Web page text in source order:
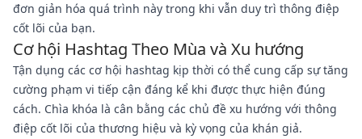
đơn giản hóa quá trình này trong khi vẫn duy trì thông điệp
cốt lõi của bạn.
Cơ hội Hashtag Theo Mùa và Xu hướng
Tận dụng các cơ hội hashtag kịp thời có thể cung cấp sự tăng
cường phạm vi tiếp cận đáng kể khi được thực hiện đúng
cách. Chìa khóa là cân bằng các chủ đề xu hướng với thông
điệp cốt lõi của thương hiệu và kỳ vọng của khán giả.